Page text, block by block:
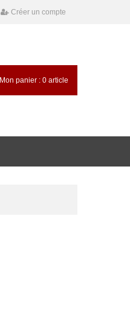
Créer un compte
Mon panier : 0 article